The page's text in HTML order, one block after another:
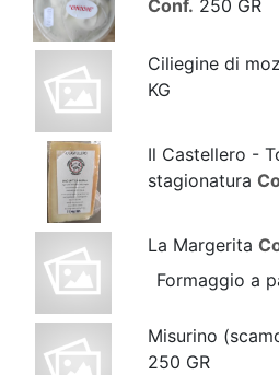
Conf. 250 GR
Ciliegine di
KG
Il Castellero -
stagionatura
La Margerita
Formaggio a
Misurino
250 GR